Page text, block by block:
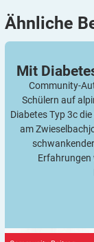
Ähnliche
Mit
Community-
Schülern auf
Diabetes Typ 3c
am
Erfahrungen